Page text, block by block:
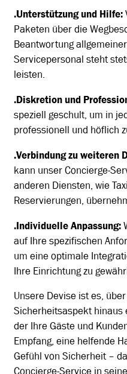
.Unterstützung und Hilfe:
Paketen über die
Beantwortung
Servicepersonal steht
leisten.
.Diskretion und
speziell geschult, um in
professionell und höflich
.Verbindung zu weiteren
kann unser Concierge-
anderen Diensten, wie
Reservierungen,
.Individuelle Anpassung:
auf Ihre spezifischen
um eine optimale
Ihre Einrichtung zu
Unsere Devise ist es,
Sicherheitsaspekt hinaus
der Ihre Gäste und
Empfang, eine helfende
Gefühl von Sicherheit –
Concierge-Service in